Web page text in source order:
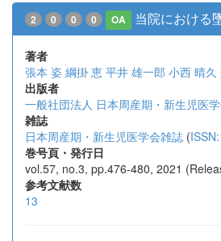
2 0 0 0 OA 当院における
著者
張本 姿 綱掛 恵 平井 雄一郎 小西 晴久
出版者
一般社団法人 日本周産期・新生児医
雑誌
日本周産期・新生児医学会雑誌 (
巻号頁・発行日
vol.57, no.3, pp.476-480, 2021
参考文献数
13